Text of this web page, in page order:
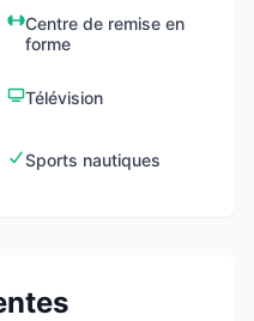
Centre de remise en
forme
Télévision
Sports nautiques